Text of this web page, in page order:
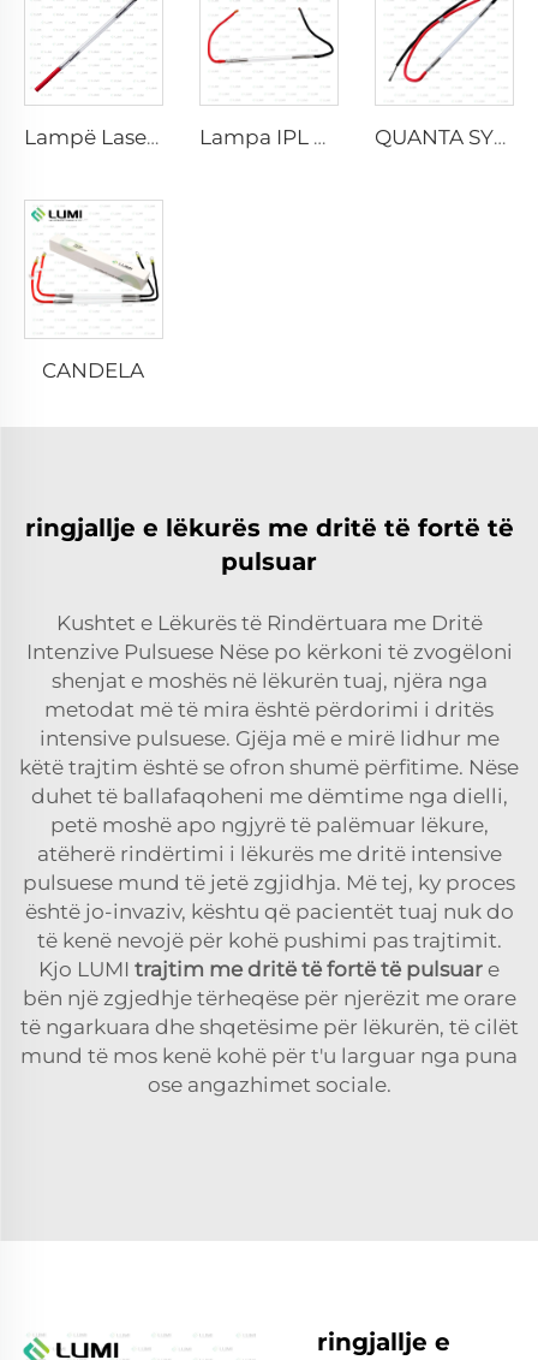
Lampë Laser Xenoni L2021-7×65×130 mm Lampa IPL P2021-7×65×130 mm QUANTA SYSTEM
CANDELA
ringjallje e lëkurës me dritë të fortë të
pulsuar
Kushtet e Lëkurës të Rindërtuara me Dritë
Intenzive Pulsuese Nëse po kërkoni të zvogëloni
shenjat e moshës në lëkurën tuaj, njëra nga
metodat më të mira është përdorimi i dritës
intensive pulsuese. Gjëja më e mirë lidhur me
këtë trajtim është se ofron shumë përfitime. Nëse
duhet të ballafaqoheni me dëmtime nga dielli,
petë moshë apo ngjyrë të palëmuar lëkure,
atëherë rindërtimi i lëkurës me dritë intensive
pulsuese mund të jetë zgjidhja. Më tej, ky proces
është jo-invaziv, kështu që pacientët tuaj nuk do
të kenë nevojë për kohë pushimi pas trajtimit.
Kjo LUMI trajtim me dritë të fortë të pulsuar e
bën një zgjedhje tërheqëse për njerëzit me orare
të ngarkuara dhe shqetësime për lëkurën, të cilët
mund të mos kenë kohë për t'u larguar nga puna
ose angazhimet sociale.
ringjallje e